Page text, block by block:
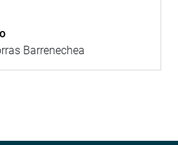
Barrenechea